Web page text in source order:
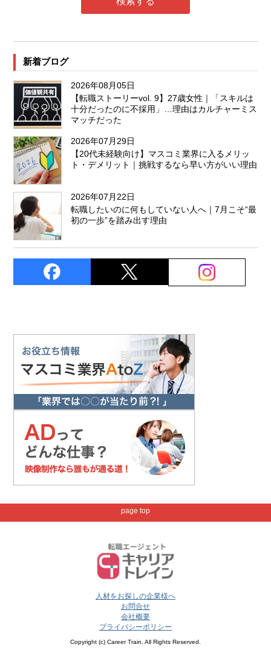
新着ブログ
2026年08月05日
【転職ストーリーvol. 9】27歳女性｜「スキルは
十分だったのに不採用」…理由はカルチャーミス
マッチだった
2026年07月29日
【20代未経験向け】マスコミ業界に入るメリッ
ト・デメリット｜挑戦するなら早い方がいい理由
2026年07月22日
転職したいのに何もしていない人へ｜7月こそ“最
初の一歩”を踏み出す理由
page top
人材をお探しの企業様へ
お問合せ
会社概要
プライバシーポリシー
Copyright (c) Career Train. All Rights Reserved.